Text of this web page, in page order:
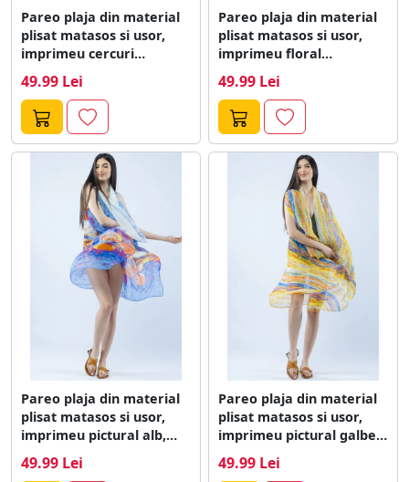
Pareo plaja din material
plisat matasos si usor,
imprimeu cercuri
49.99 Lei
Pareo plaja din material
plisat matasos si usor,
imprimeu floral
49.99 Lei
Pareo plaja din material
plisat matasos si usor,
imprimeu pictural alb,
49.99 Lei
Pareo plaja din material
plisat matasos si usor,
imprimeu pictural galben,
49.99 Lei